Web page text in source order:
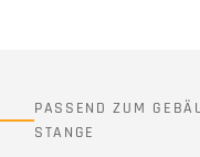
PASSEND ZUM
STANGE